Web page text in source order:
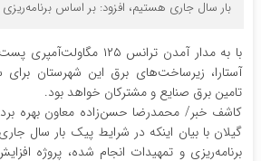
بار سال جاری هستیم، افزود: بر اساس
آستارا، زیرساخت‌های برق این شهرستان برای
تامین برق صنایع و مشترکان خواهد بود.
کاشف خبر/ محمدرضا حسن‌زاده معاون بهره
گیلان با بیان اینکه در شرایط پیک بار سال